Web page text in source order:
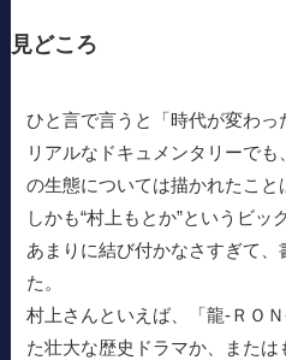
見どころ
ひと言で言うと「時代が変わっ
リアルなドキュメンタリーで
の生態については描かれたこ
しかも“村上もとか”というビッ
あまりに結び付かなさすぎて
た。
村上さんといえば、「龍-ＲＯ
た壮大な歴史ドラマか、または